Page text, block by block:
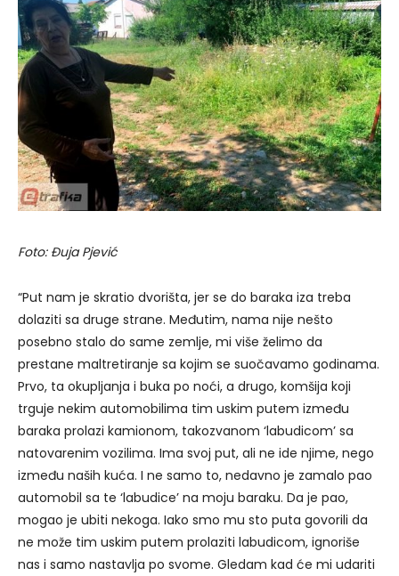
Foto: Đuja Pjević
“Put nam je skratio dvorišta, jer se do baraka iza treba
dolaziti sa druge strane. Međutim, nama nije nešto
posebno stalo do same zemlje, mi više želimo da
prestane maltretiranje sa kojim se suočavamo godinama.
Prvo, ta okupljanja i buka po noći, a drugo, komšija koji
trguje nekim automobilima tim uskim putem između
baraka prolazi kamionom, takozvanom ‘labudicom’ sa
natovarenim vozilima. Ima svoj put, ali ne ide njime, nego
između naših kuća. I ne samo to, nedavno je zamalo pao
automobil sa te ‘labudice’ na moju baraku. Da je pao,
mogao je ubiti nekoga. Iako smo mu sto puta govorili da
ne može tim uskim putem prolaziti labudicom, ignoriše
nas i samo nastavlja po svome. Gledam kad će mi udariti